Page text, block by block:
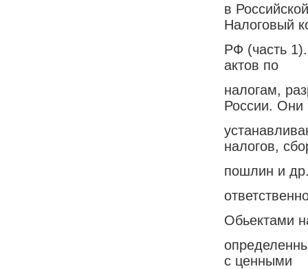
в
Налоговый
РФ (часть
актов по
налогам,
России. Они
налогов,
пошлин и
Обьектами
с ценными